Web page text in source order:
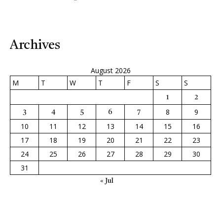
Archives
August 2026
M
T W T F S S
1 2
3 4 5 6 7 8
9
10
11 12 13 14 15
16
17
18 19 20 21 22
23
24
25 26 27 28 29
30
31
« Jul